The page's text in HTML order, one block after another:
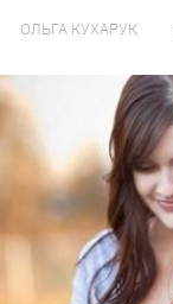
ОЛЬГА КУХАРУК